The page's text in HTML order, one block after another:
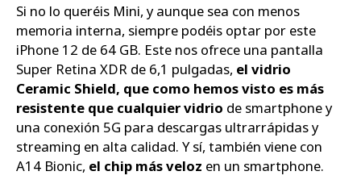
Si no lo queréis Mini, y aunque sea con menos
memoria interna, siempre podéis optar por este
iPhone 12 de 64 GB. Este nos ofrece una pantalla
Super Retina XDR de 6,1 pulgadas, el vidrio
Ceramic Shield, que como hemos visto es más
resistente que cualquier vidrio de smartphone y
una conexión 5G para descargas ultrarrápidas y
streaming en alta calidad. Y sí, también viene con
A14 Bionic, el chip más veloz en un smartphone.